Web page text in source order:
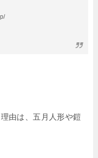
由は、五月人形や鎧